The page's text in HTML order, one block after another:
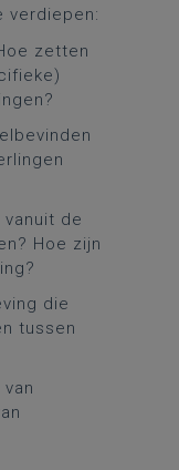
verdiepen:
zetten
de
Hoe zijn
die
tussen